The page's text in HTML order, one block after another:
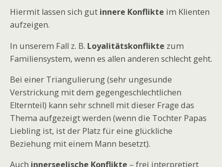
Hiermit lassen sich gut innere Konflikte im Klienten
aufzeigen.
In unserem Fall z. B. Loyalitätskonflikte zum
Familiensystem, wenn es allen anderen schlecht geht.
Bei einer Triangulierung (sehr ungesunde
Verstrickung mit dem gegengeschlechtlichen
Elternteil) kann sehr schnell mit dieser Frage das
Thema aufgezeigt werden (wenn die Tochter Papas
Liebling ist, ist der Platz für eine glückliche
Beziehung mit einem Mann besetzt).
Auch innerseelische Konflikte – frei interpretiert